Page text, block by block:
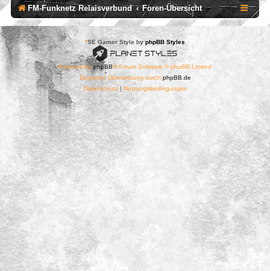
FM-Funknetz Relaisverbund Foren-Übersicht
*SE Gamer Style by phpBB Styles
Powered byphpBB® Forum Software © phpBB Limited
Deutsche Übersetzung durch phpBB.de
Datenschutz| Nutzungsbedingungen